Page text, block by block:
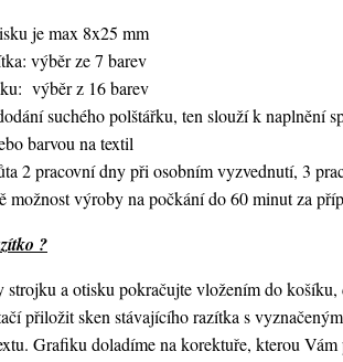
je max 8x25 mm
výběr ze 7 barev
výběr z 16 barev
suchého polštářku, ten slouží k
barvou na textil
2 pracovní dny při osobním vyzvednutí, 3
možnost výroby na počkání do 60 minut za
?
strojku a otisku pokračujte vložením do
přiložit sken stávajícího razítka s
Grafiku doladíme na korektuře, kterou